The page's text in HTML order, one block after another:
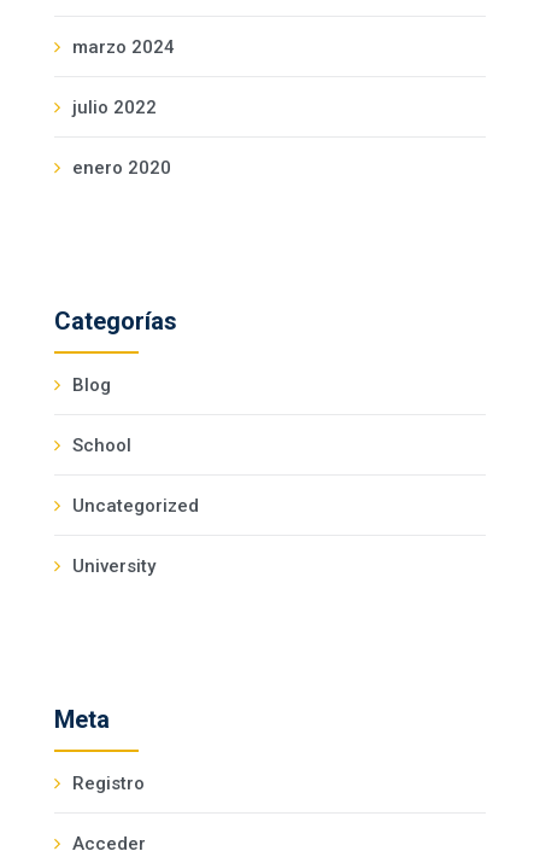
marzo 2024
julio 2022
enero 2020
Categorías
Blog
School
Uncategorized
University
Meta
Registro
Acceder